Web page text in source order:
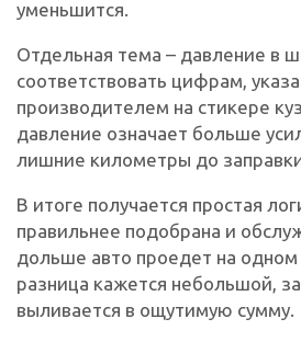
уменьшится.
Отдельная тема – давление в
соответствовать цифрам,
производителем на стикере
давление означает больше
лишние километры до
В итоге получается простая
правильнее подобрана и
дольше авто проедет на одном
разница кажется небольшой,
выливается в ощутимую сумму.